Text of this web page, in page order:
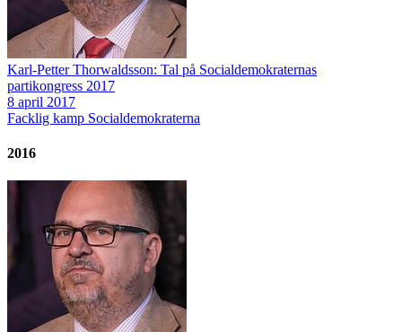
Karl-Petter Thorwaldsson: Tal på Socialdemokraternas
partikongress 2017
8 april 2017
Facklig kamp Socialdemokraterna
2016